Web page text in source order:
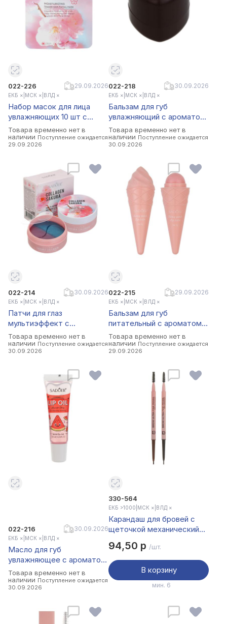
022-226 29.09.2026
ЕКБ × МСК × ВЛД ×
Набор масок для лица
увлажняющих 10 шт с
коллагеном и сакурой тм
Sadoer, 10шт х 25гр
Товара временно нет в
наличии Поступление ожидается
29.09.2026
022-218 30.09.2026
ЕКБ × МСК × ВЛД ×
Бальзам для губ
увлажняющий с ароматом
кофе тм Sadoer, 5,8гр
Товара временно нет в
наличии Поступление ожидается
30.09.2026
022-214 30.09.2026
ЕКБ × МСК × ВЛД ×
Патчи для глаз
мультиэффект с
коллагеном и сакурой тм
Sadoer 60 шт, 80гр
Товара временно нет в
наличии Поступление ожидается
30.09.2026
022-215 29.09.2026
ЕКБ × МСК × ВЛД ×
Бальзам для губ
питательный с ароматом
медового персика тм
Sadoer, 6гр
Товара временно нет в
наличии Поступление ожидается
29.09.2026
022-216 30.09.2026
ЕКБ × МСК × ВЛД ×
Масло для губ
увлажняющее с ароматом
арбуза тм Sadoer, 12мл
Товара временно нет в
наличии Поступление ожидается
30.09.2026
330-564
ЕКБ >1000 МСК × ВЛД ×
Карандаш для бровей с
щеточкой механический
ЮНИLOOK, 0,06 гр
94,50 р /шт.
В корзину
мин. 6